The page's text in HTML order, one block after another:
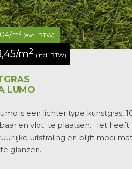
m2 (excl. BTW)
m2 (incl. BTW)
LUMO
is een lichter type kunstgras,
en vlot te plaatsen. Het heeft
uitstraling en blijft mooi
glanzen.